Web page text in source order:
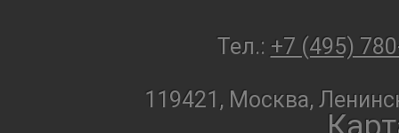
Тел.: +7 (495)
119421, Москва,